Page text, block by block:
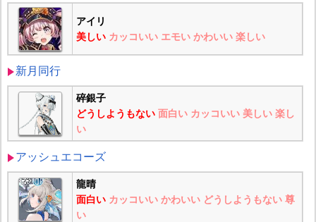
アイリ
美しい カッコいい エモい かわいい 楽しい
新月同行
碎銀子
どうしようもない 面白い カッコいい 美しい 楽し
い
アッシュエコーズ
龍晴
面白い カッコいい かわいい どうしようもない 尊
い